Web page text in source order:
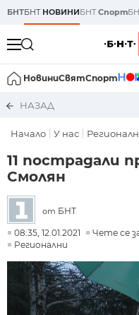
БНТБНТ НОВИНИБНТСпорт
НовиниСвятСпорт
НАЗАД
Начало У нас
11 пострадали
Смолян
от БНТ
08:35, 12.01.2021
Чете се
Регионални